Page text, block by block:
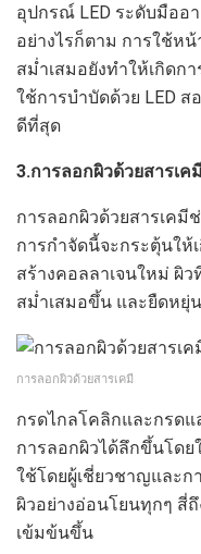
อุปกรณ์ LED ระดับมืออ
อย่างไรก็ตาม การใช้ห
สม่ำเสมอยังทำให้เกิดก
ใช้การบำบัดด้วย LED
ดีที่สุด
3.การลอกผิวด้วยสารเค
การลอกผิวด้วยสารเคมี
การกำจัดนี้จะกระตุ้นให้
สร้างคอลลาเจนใหม่ ผิ
สม่ำเสมอขึ้น และยืดหยุ่
การลอกผิวด้วยสารเคมี
กรดไกลโคลิกและกรด
การลอกผิวได้ลึกขึ้นโดย
ใช้โดยผู้เชี่ยวชาญและก
ผิวอย่างอ่อนโยนทุกๆ สี่
เข้มข้นขึ้น